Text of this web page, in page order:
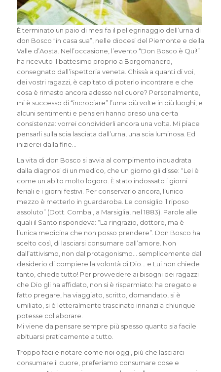
È terminato un paio di mesi fa il pellegrinaggio dell’urna di
don Bosco “in casa sua”, nelle diocesi del Piemonte e della
Valle d’Aosta. Nell’occasione, l’evento “Don Bosco è Qui!”
ha ricevuto il battesimo proprio a Borgomanero,
consegnato dall’ispettoria veneta. Chissà a quanti di voi,
dei vostri ragazzi, è capitato di poterlo incontrare e che
cosa è rimasto ancora adesso nel cuore? Personalmente,
mi è successo di “incrociare” l’urna più volte in più luoghi, e
alcuni sentimenti e pensieri hanno preso una certa
consistenza: vorrei condividerli ancora una volta. Mi piace
pensarli sulla scia lasciata dall’urna, una scia luminosa. Ed
inizierei dalla fine…
La vita di don Bosco si avvia al compimento inquadrata
dalla diagnosi di un medico, che un giorno gli disse: “Lei è
come un abito molto logoro. È stato indossato i giorni
feriali e i giorni festivi. Per conservarlo ancora, l’unico
mezzo è metterlo in guardaroba. Le consiglio il riposo
assoluto”(Dott. Combal, a Marsiglia, nel 1883). Parole alle
quali il Santo rispondeva: “La ringrazio, dottore, ma è
l’unica medicina che non posso prendere”. Don Bosco ha
scelto così, di lasciarsi consumare dall’amore. Non
dall’attivismo, non dal protagonismo… semplicemente dal
desiderio di compiere la volontà di Dio… e Lui non chiede
tanto, chiede tutto! Per provvedere ai bisogni dei ragazzi
che Dio gli ha affidato, non si è risparmiato: ha pregato e
fatto pregare, ha viaggiato, scritto, domandato, si è
umiliato, si è letteralmente trascinato innanzi a chiunque
potesse collaborare.
Mi viene da pensare sempre più spesso quanto sia facile
abituarsi praticamente a tutto.
Troppo facile notare come noi oggi, più che lasciarci
consumare il cuore, preferiamo consumare cose e